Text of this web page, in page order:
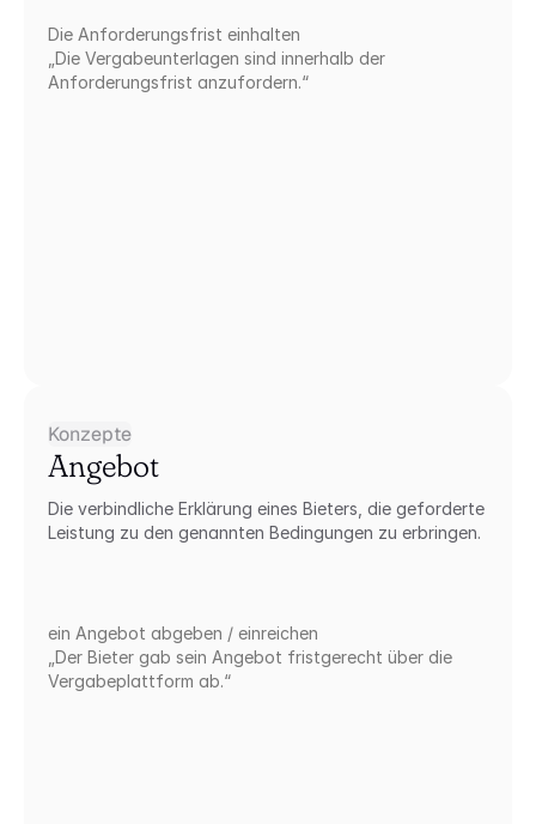
Die Anforderungsfrist einhalten
„Die Vergabeunterlagen sind innerhalb der
Anforderungsfrist anzufordern.“
Konzepte
Angebot
Die verbindliche Erklärung eines Bieters, die geforderte
Leistung zu den genannten Bedingungen zu erbringen.
ein Angebot abgeben / einreichen
„Der Bieter gab sein Angebot fristgerecht über die
Vergabeplattform ab.“